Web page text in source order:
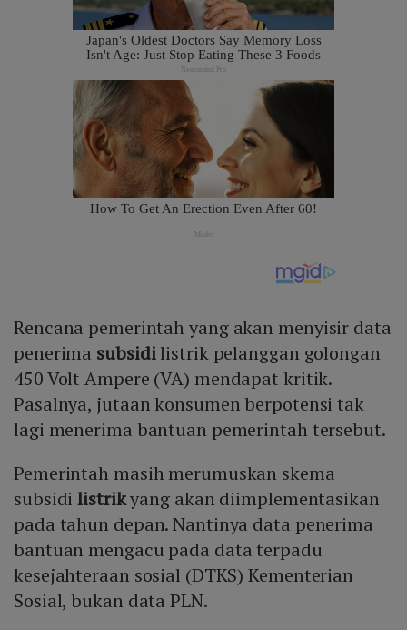
Rencana pemerintah yang akan menyisir data
penerima subsidilistrik pelanggan golongan
450 Volt Ampere (VA) mendapat kritik.
Pasalnya, jutaan konsumen berpotensi tak
lagi menerima bantuan pemerintah tersebut.
Pemerintah masih merumuskan skema
subsidilistrikyang akan diimplementasikan
pada tahun depan. Nantinya data penerima
bantuan mengacu pada data terpadu
kesejahteraan sosial (DTKS) Kementerian
Sosial, bukan data PLN.